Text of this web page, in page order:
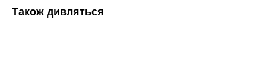
Також дивляться